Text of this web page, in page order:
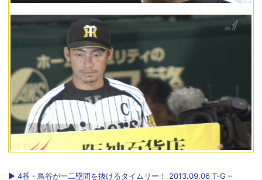
▶ 4番・鳥谷が一二塁間を抜けるタイムリー！ 2013.09.06 T-G –